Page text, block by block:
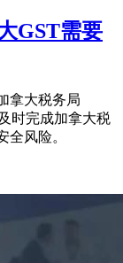
GST需要
拿大税务局
时完成加拿大税
全风险。